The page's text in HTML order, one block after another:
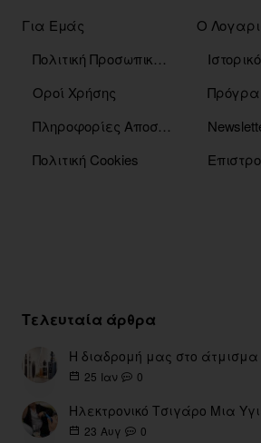
Για Εμάς
Πολιτική Προσωπικών Δεδομένων
Οροί Χρήσης
Πληροφορίες Αποστόλης
Πολιτική Cookies
Ο
Τελευταία άρθρα
25 Ιαν 0
Ηλεκτρονικό Τσιγάρο Μια
23 Αυγ 0